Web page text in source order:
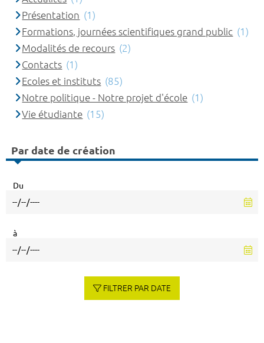
Présentation (1)
Formations, journées scientifiques grand public (1)
Modalités de recours (2)
Contacts (1)
Ecoles et instituts (85)
Notre politique - Notre projet d'école (1)
Vie étudiante (15)
Par date de création
Du
à
FILTRER PAR DATE